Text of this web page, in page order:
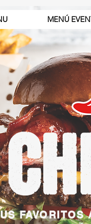
MENÚ